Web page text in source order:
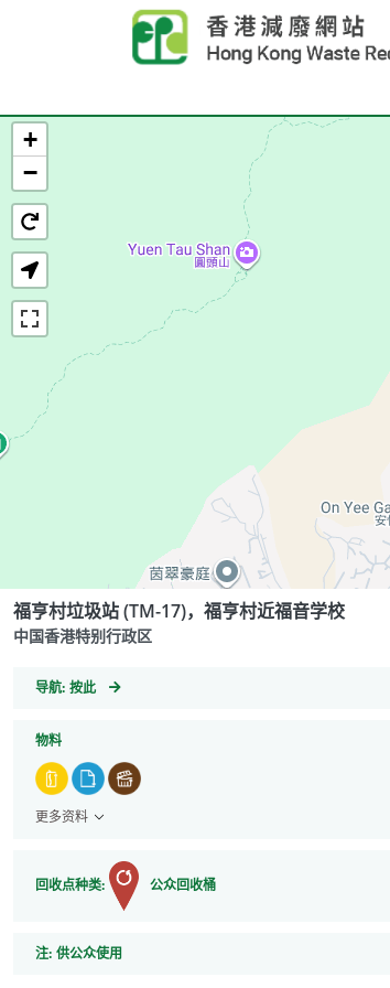
Skip to main content
+
−
福亨村垃圾站 (TM-17)，福亨村近福音学校
中国香港特别行政区
导航: GeoCoordinates
按此
物料
更多资料
回收点种类: 公众回收桶
注: 注
供公众使用